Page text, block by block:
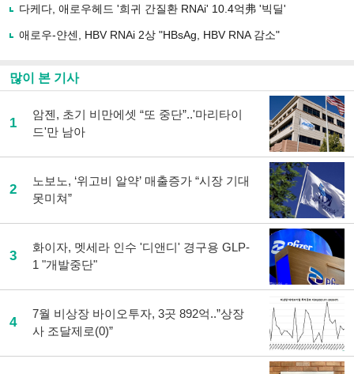
유
기
다케다, 애로우헤드 '희귀 간질환 RNAi' 10.4억弗 '빅딜'
애로우-얀센, HBV RNAi 2상 "HBsAg, HBV RNA 감소"
많이 본 기사
1
암젠, 초기 비만에셋 “또 중단”..'마리타이
드'만 남아
2
노보노, ‘위고비 알약’ 매출증가 “시장 기대
못미쳐”
3
화이자, 멧세라 인수 '디앤디' 경구용 GLP-
1 "개발중단"
4
7월 비상장 바이오투자, 3곳 892억..”상장
사 조달제로(0)”